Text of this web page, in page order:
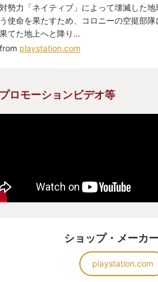
対勢力「ネイティブ」によって壊滅した
う使命を果たすため、コロニーの空挺部
果てた地上へと降り…
from playstation.com
プロモーションビデオ等
ショップ・メーカ
playstation.com